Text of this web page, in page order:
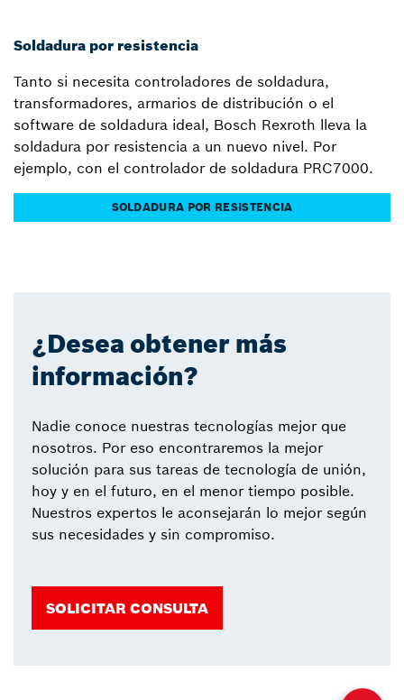
Soldadura por resistencia
Tanto si necesita controladores de soldadura,
transformadores, armarios de distribución o el
software de soldadura ideal, Bosch Rexroth lleva la
soldadura por resistencia a un nuevo nivel. Por
ejemplo, con el controlador de soldadura PRC7000.
SOLDADURA POR RESISTENCIA
¿Desea obtener más
información?
Nadie conoce nuestras tecnologías mejor que
nosotros. Por eso encontraremos la mejor
solución para sus tareas de tecnología de unión,
hoy y en el futuro, en el menor tiempo posible.
Nuestros expertos le aconsejarán lo mejor según
sus necesidades y sin compromiso.
SOLICITAR CONSULTA